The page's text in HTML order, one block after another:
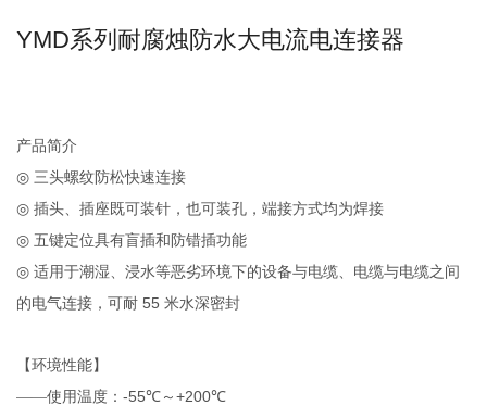
YMD系列耐腐烛防水大电流电连接器
产品简介
◎ 三头螺纹防松快速连接
◎ 插头、插座既可装针，也可装孔，端接方式均为焊接
◎ 五键定位具有盲插和防错插功能
◎ 适用于潮湿、浸水等恶劣环境下的设备与电缆、电缆与电缆之间
的电气连接，可耐 55 米水深密封
【环境性能】
——使用温度： -55℃～ +200℃